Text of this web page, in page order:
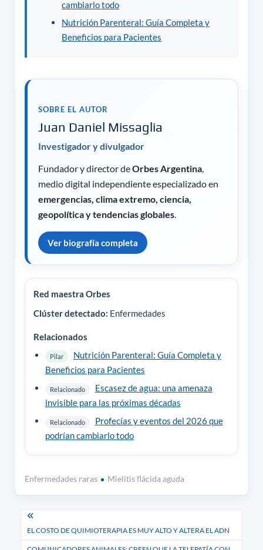
cambiarlo todo
Nutrición Parenteral: Guía Completa y
Beneficios para Pacientes
SOBRE EL AUTOR
Juan Daniel Missaglia
Investigador y divulgador
Fundador y director deOrbes Argentina,
medio digital independiente especializado en
emergencias, clima extremo, ciencia,
geopolítica y tendencias globales.
Ver biografía completa
Red maestra Orbes
Clúster detectado: Enfermedades
Relacionados
Pilar
Nutrición Parenteral: Guía Completa y
Beneficios para Pacientes
Relacionado
Escasez de agua: una amenaza
invisible para las próximas décadas
Relacionado
Profecías y eventos del 2026 que
podrían cambiarlo todo
Enfermedades raras Mielitis flácida aguda
Navegación
deEL COSTO DE QUIMIOTERAPIA ES MUY ALTO Y ALTERA EL ADN